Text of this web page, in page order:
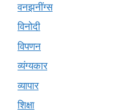
वनझनींग्स
विनोदी
विपणन
व्यंग्यकार
व्यापार
शिक्षा